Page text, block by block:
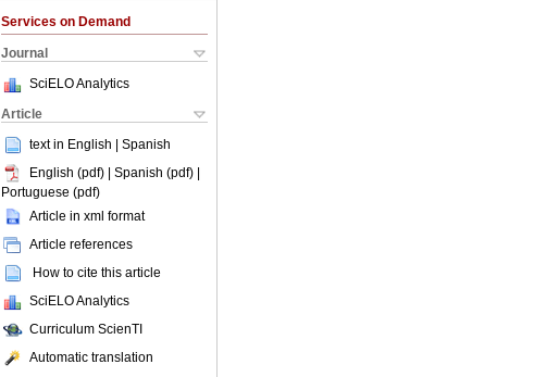
Services on Demand
Journal
SciELO Analytics
Article
text in English | Spanish
English (pdf) | Spanish (pdf) |
Portuguese (pdf)
Article in xml format
Article references
How to cite this article
SciELO Analytics
Curriculum ScienTI
Automatic translation